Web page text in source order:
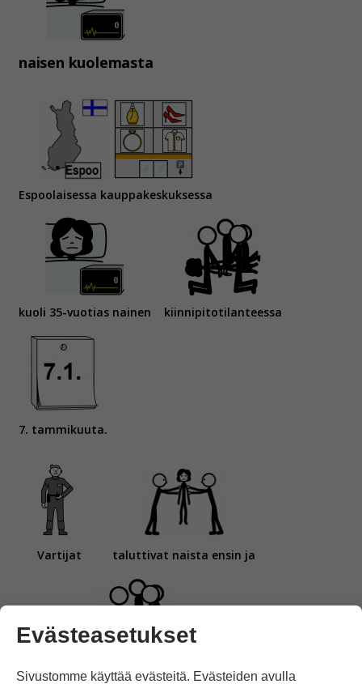
naisen kuolemasta
Espoolaisessa kauppakeskuksessa
kuoli 35-vuotias nainen kiinnipitotilanteessa
7. tammikuuta.
Vartijat taluttivat naista ensin ja
pitivät sitten kiinni maassa voimaottein.
Evästeasetukset
Sivustomme käyttää evästeitä. Evästeiden avulla